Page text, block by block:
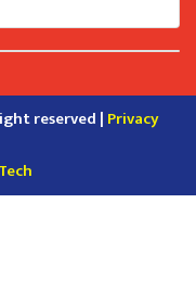
reserved | Privacy